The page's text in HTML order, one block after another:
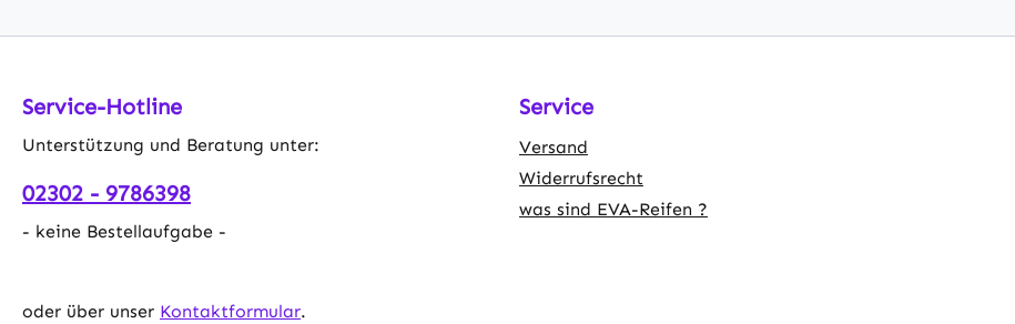
Service-Hotline
Unterstützung und Beratung unter:
02302 - 9786398
- keine Bestellaufgabe -
oder über unser Kontaktformular.
Service
Versand
Widerrufsrecht
was sind EVA-Reifen ?